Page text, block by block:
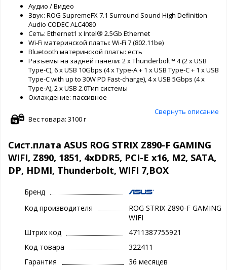
Аудио / Видео
Звук: ROG SupremeFX 7.1 Surround Sound High Definition
Audio CODEC ALC4080
Сеть: Ethernet1 x Intel® 2.5Gb Ethernet
Wi-Fi материнской платы: Wi-Fi 7 (802.11be)
Bluetooth материнской платы: есть
Разъемы на задней панели: 2 x Thunderbolt™ 4 (2 x USB
Type-C), 6 x USB 10Gbps (4 x Type-A + 1 x USB Type-C + 1 x USB
Type-C with up to 30W PD Fast-charge), 4 x USB 5Gbps (4 x
Type-A), 2 x USB 2.0Тип системы
Охлаждение: пассивное
Свернуть описание
Вес товара: 3100 г
Сист.плата ASUS ROG STRIX Z890-F GAMING
WIFI, Z890, 1851, 4xDDR5, PCI-E x16, M2, SATA,
DP, HDMI, Thunderbolt, WIFI 7,BOX
Бренд
Код производителя
ROG STRIX Z890-F GAMING
WIFI
Штрих код
4711387755921
Код товара
322411
Гарантия
36 месяцев